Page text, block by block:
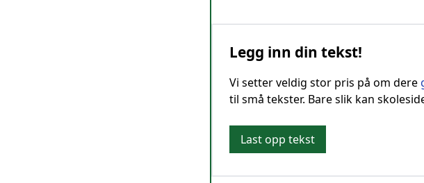
Legg inn din tekst!
Vi setter veldig stor pris på om dere
til små tekster. Bare slik kan
Last opp tekst